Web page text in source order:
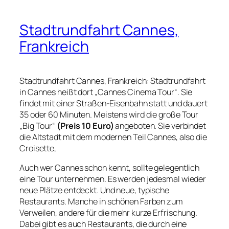
Stadtrundfahrt Cannes,
Frankreich
Stadtrundfahrt Cannes, Frankreich: Stadtrundfahrt
in Cannes heißt dort „Cannes Cinema Tour“. Sie
findet mit einer Straßen-Eisenbahn statt und dauert
35 oder 60 Minuten. Meistens wird die große Tour
„Big Tour“ (Preis 10 Euro)angeboten. Sie verbindet
die Altstadt mit dem modernen Teil Cannes, also die
Croisette,
Auch wer Cannes schon kennt, sollte gelegentlich
eine Tour unternehmen. Es werden jedesmal wieder
neue Plätze entdeckt. Und neue, typische
Restaurants. Manche in schönen Farben zum
Verweilen, andere für die mehr kurze Erfrischung.
Dabei gibt es auch Restaurants, die durch eine